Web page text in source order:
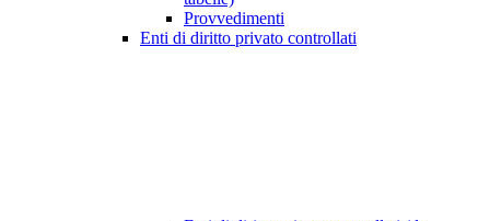
Provvedimenti
Enti di diritto privato controllati